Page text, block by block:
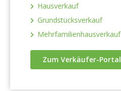
Hausverkauf
Grundstücksverkauf
Mehrfamilienhausverkauf
Zum Verkäufer-Portal